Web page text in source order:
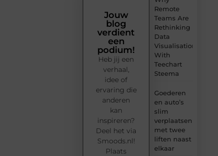
Remote
Teams Are
Rethinking
Data
Visualisation
With
Teechart
Steema
Goederen
en auto’s
slim
verplaatsen
met twee
liften naast
elkaar
Jouw
blog
verdient
een
podium!
Heb jij een
verhaal,
idee of
ervaring die
anderen
kan
inspireren?
Deel het via
Smoods.nl!
Plaats